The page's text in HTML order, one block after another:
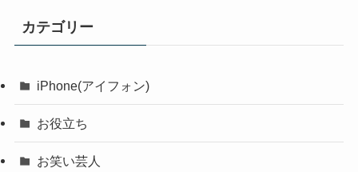
カテゴリー
iPhone(アイフォン)
お役立ち
お笑い芸人